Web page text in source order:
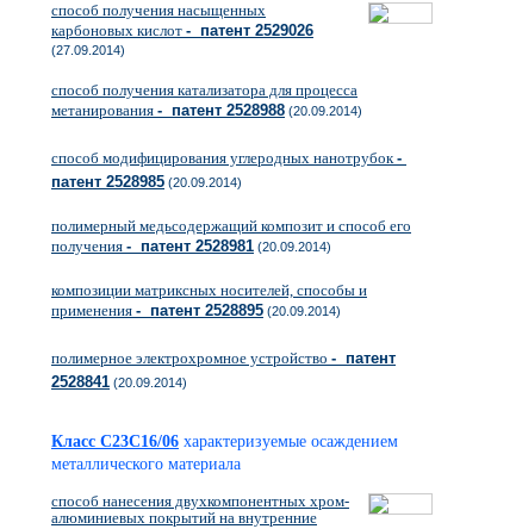
способ получения насыщенных
карбоновых кислот - патент 2529026
(27.09.2014)
способ получения катализатора для процесса
метанирования - патент 2528988 (20.09.2014)
способ модифицирования углеродных нанотрубок-
патент 2528985 (20.09.2014)
полимерный медьсодержащий композит и способ его
получения - патент 2528981 (20.09.2014)
композиции матриксных носителей, способы и
применения - патент 2528895 (20.09.2014)
полимерное электрохромное устройство - патент
2528841 (20.09.2014)
Класс C23C16/06 характеризуемые осаждением
металлического материала
способ нанесения двухкомпонентных хром-
алюминиевых покрытий на внутренние